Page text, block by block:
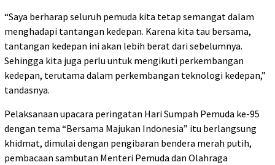
“Saya berharap seluruh pemuda kita tetap semangat dalam
menghadapi tantangan kedepan. Karena kita tau bersama,
tantangan kedepan ini akan lebih berat dari sebelumnya.
Sehingga kita juga perlu untuk mengikuti perkembangan
kedepan, terutama dalam perkembangan teknologi kedepan,”
tandasnya.
Pelaksanaan upacara peringatan Hari Sumpah Pemuda ke-95
dengan tema “Bersama Majukan Indonesia” itu berlangsung
khidmat, dimulai dengan pengibaran bendera merah putih,
pembacaan sambutan Menteri Pemuda dan Olahraga